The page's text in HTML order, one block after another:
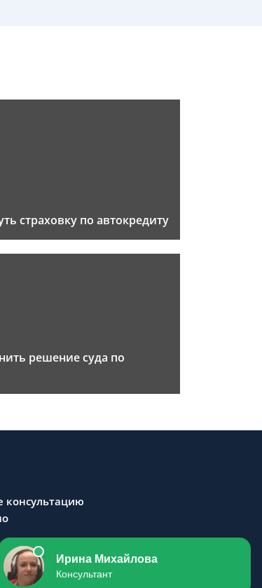
страховку по автокредиту
решение суда по
консультацию